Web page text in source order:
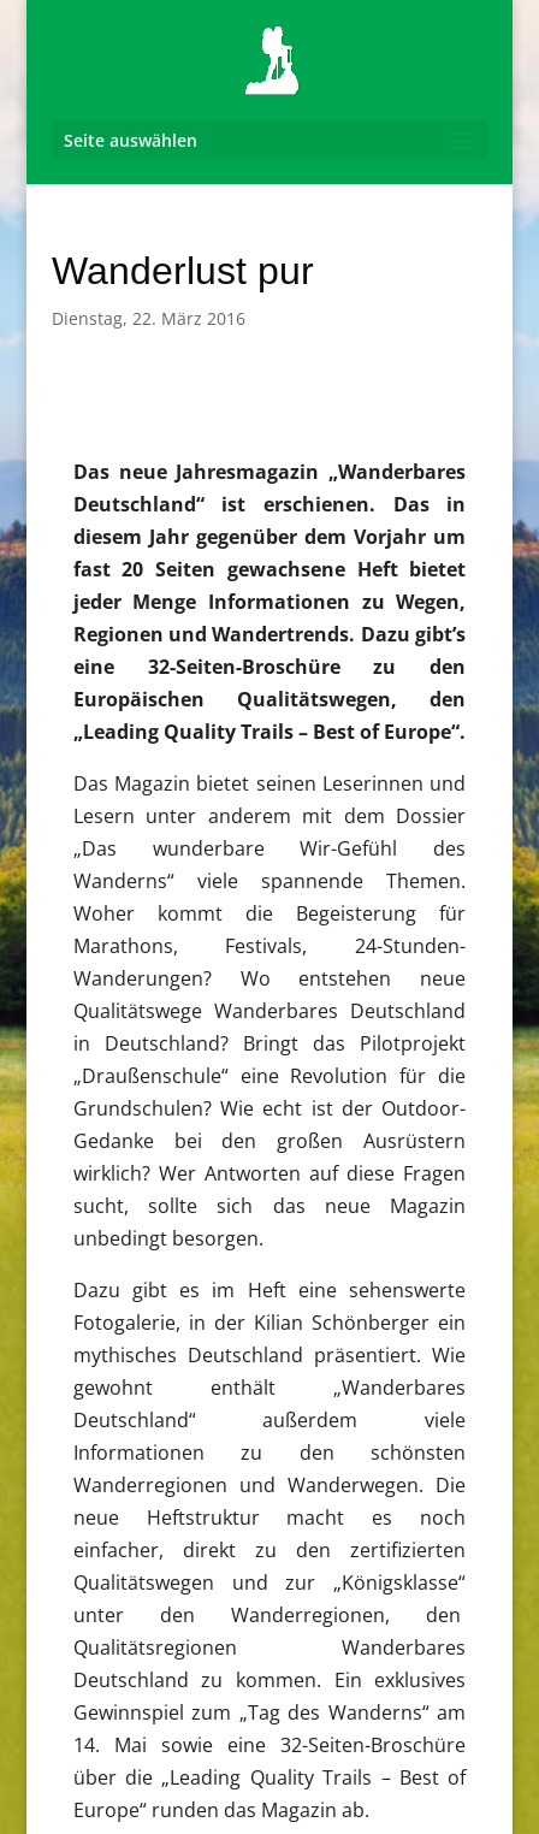
Seite auswählen
Wanderlust pur
Dienstag, 22. März 2016
Das neue Jahresmagazin „Wanderbares
Deutschland“ ist erschienen. Das in
diesem Jahr gegenüber dem Vorjahr um
fast 20 Seiten gewachsene Heft bietet
jeder Menge Informationen zu Wegen,
Regionen und Wandertrends. Dazu gibt’s
eine 32-Seiten-Broschüre zu den
Europäischen Qualitätswegen, den
„Leading Quality Trails – Best of Europe“.
Das Magazin bietet seinen Leserinnen und
Lesern unter anderem mit dem Dossier
„Das wunderbare Wir-Gefühl des
Wanderns“ viele spannende Themen.
Woher kommt die Begeisterung für
Marathons, Festivals, 24-Stunden-
Wanderungen? Wo entstehen neue
Qualitätswege Wanderbares Deutschland
in Deutschland? Bringt das Pilotprojekt
„Draußenschule“ eine Revolution für die
Grundschulen? Wie echt ist der Outdoor-
Gedanke bei den großen Ausrüstern
wirklich? Wer Antworten auf diese Fragen
sucht, sollte sich das neue Magazin
unbedingt besorgen.
Dazu gibt es im Heft eine sehenswerte
Fotogalerie, in der Kilian Schönberger ein
mythisches Deutschland präsentiert. Wie
gewohnt enthält „Wanderbares
Deutschland“ außerdem viele
Informationen zu den schönsten
Wanderregionen und Wanderwegen. Die
neue Heftstruktur macht es noch
einfacher, direkt zu den zertifizierten
Qualitätswegen und zur „Königsklasse“
unter den Wanderregionen, den
Qualitätsregionen Wanderbares
Deutschland zu kommen. Ein exklusives
Gewinnspiel zum „Tag des Wanderns“ am
14. Mai sowie eine 32-Seiten-Broschüre
über die „Leading Quality Trails – Best of
Europe“ runden das Magazin ab.